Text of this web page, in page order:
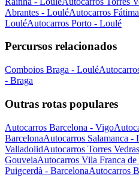
Abrantes - LouléAutocarros
LouléAutocarros Porto - Loulé
Percursos relacionados
Comboios Braga - Loulé
- Braga
Outras rotas populares
Autocarros Barcelona - Vigo
BarcelonaAutocarros Salamanca -
ValladolidAutocarros Torres
GouveiaAutocarros Vila Franca
Puigcerdà - BarcelonaAutocarros